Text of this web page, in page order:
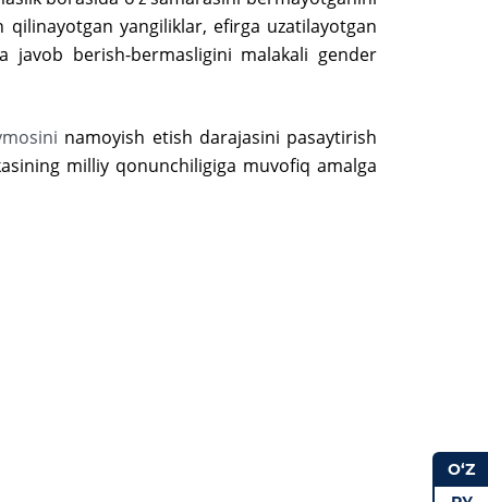
qilinayotgan yangiliklar, efirga uzatilayotgan
berish-bermasligini malakali gender
namoyish etish darajasini pasaytirish
milliy qonunchiligiga muvofiq amalga
O‘Z